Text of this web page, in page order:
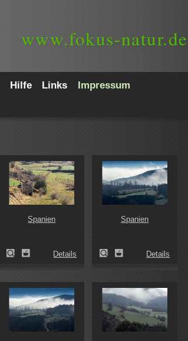
www.fokus-natur.de
Hilfe Links
Impressum
Spanien
Details
Spanien
Details